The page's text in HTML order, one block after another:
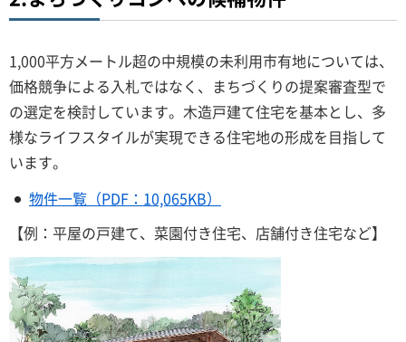
1,000平方メートル超の中規模の未利用市有地については、
価格競争による入札ではなく、まちづくりの提案審査型で
の選定を検討しています。木造戸建て住宅を基本とし、多
様なライフスタイルが実現できる住宅地の形成を目指して
います。
物件一覧（PDF：10,065KB）
【例：平屋の戸建て、菜園付き住宅、店舗付き住宅など】